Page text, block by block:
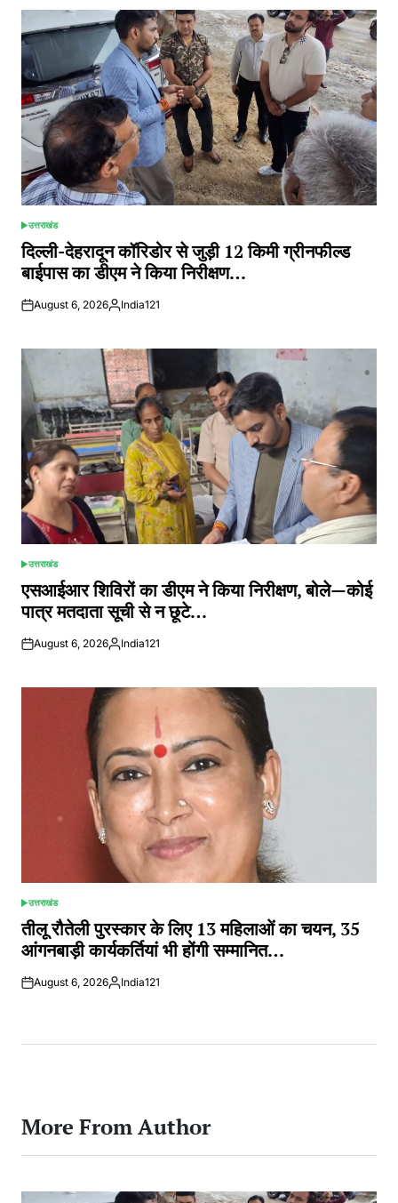
POSTED
IN
उत्तराखंड
दिल्ली-देहरादून कॉरिडोर से जुड़ी 12 किमी ग्रीनफील्ड
बाईपास का डीएम ने किया निरीक्षण…
August 6, 2026Posted
India121
POSTED
IN
उत्तराखंड
एसआईआर शिविरों का डीएम ने किया निरीक्षण, बोले—कोई
पात्र मतदाता सूची से न छूटे…
August 6, 2026Posted
India121
POSTED
IN
उत्तराखंड
तीलू रौतेली पुरस्कार के लिए 13 महिलाओं का चयन, 35
आंगनबाड़ी कार्यकर्तियां भी होंगी सम्मानित…
August 6, 2026Posted
India121
More From Author